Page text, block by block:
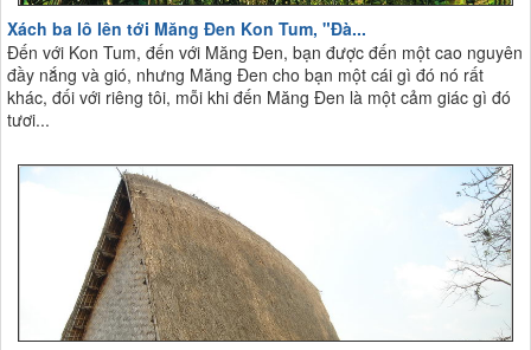
Xách ba lô lên tới Măng Đen Kon Tum, "Đà...
Đến với Kon Tum, đến với Măng Đen, bạn được đến một cao nguyên
đầy nắng và gió, nhưng Măng Đen cho bạn một cái gì đó nó rất
khác, đối với riêng tôi, mỗi khi đến Măng Đen là một cảm giác gì đó
tươi...